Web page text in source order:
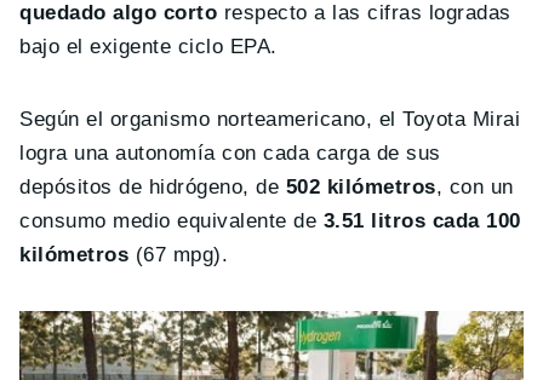
quedado algo corto respecto a las cifras logradas
bajo el exigente ciclo EPA.
Según el organismo norteamericano, el Toyota Mirai
logra una autonomía con cada carga de sus
depósitos de hidrógeno, de 502 kilómetros, con un
consumo medio equivalente de 3.51 litros cada 100
kilómetros (67 mpg).